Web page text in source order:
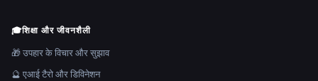
🎓शिक्षा और जीवनशैली
🎁 उपहार के विचार और सुझाव
🔮 एआई टैरो और डिविनेशन